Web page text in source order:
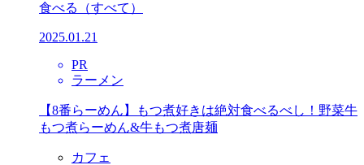
食べる （すべて）
2025.01.21
PR
ラーメン
【8番らーめん】もつ煮好きは絶対食べるべし！野菜牛
もつ煮らーめん&牛もつ煮唐麺
カフェ